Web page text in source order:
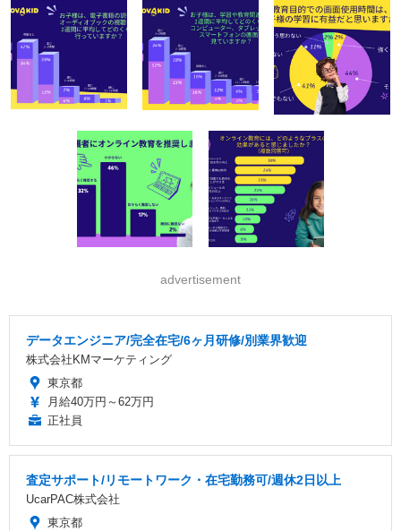
advertisement
データエンジニア/完全在宅/6ヶ月研修/別業界歓迎
株式会社KMマーケティング
東京都
月給40万円～62万円
正社員
査定サポート/リモートワーク・在宅勤務可/週休2日以上
UcarPAC株式会社
東京都